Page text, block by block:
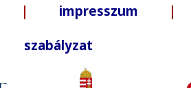
impresszum |
szabályzat